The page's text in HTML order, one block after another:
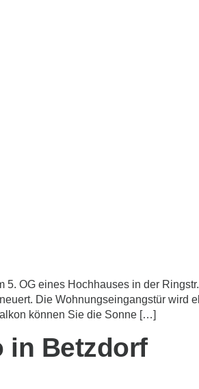
5. OG eines Hochhauses in der
Die Wohnungseingangstür wird
können Sie die Sonne […]
in Betzdorf